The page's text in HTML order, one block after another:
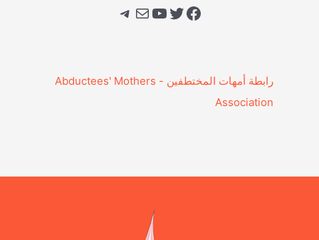
فيسبوك تويتر يوتيوببريد تيليجرام
‎رابطة أمهات المختطفين - Abductees' Mothers
Association‎